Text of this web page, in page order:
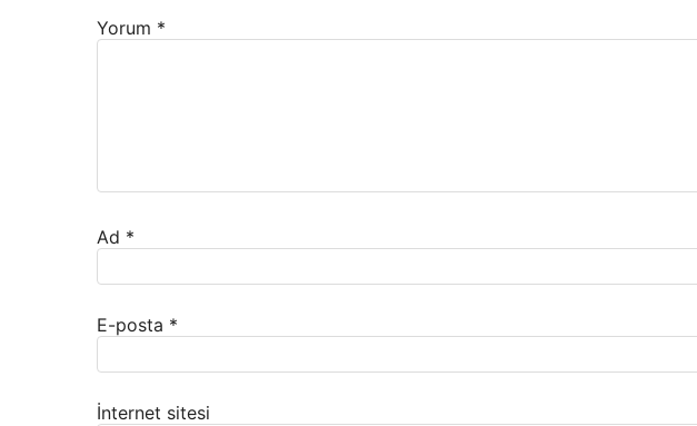
Yorum *
Ad *
E-posta *
İnternet sitesi